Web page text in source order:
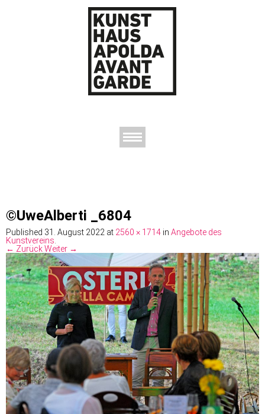
©UweAlberti _6804
Published 31. August 2022 at 2560 × 1714 in Angebote des
Kunstvereins.
← ZurückWeiter →